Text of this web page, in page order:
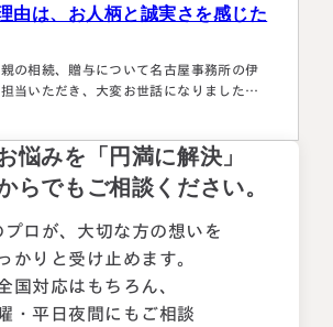
由は、お人柄と誠実さを感じた
の相続、贈与について名古屋事務所の伊
当いただき、大変お世話になりました。
やすい説明で
かりやすいように、わかるまで何度も教
として全面
悩みを「円満に解決」
らでもご相談ください。
プロが、大切な方の想いを
っかりと受け止めます。
国対応はもちろん、
・平日夜間にもご相談